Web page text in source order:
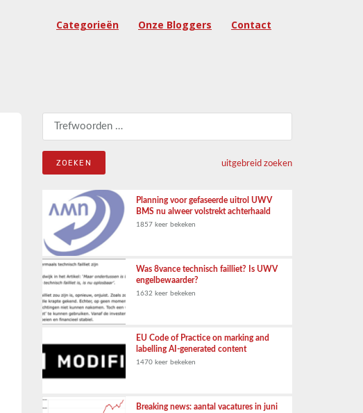
Categorieën Onze Bloggers Contact
Zoeken naar:
uitgebreid zoeken
Planning voor gefaseerde uitrol UWV
BMS nu alweer volstrekt achterhaald
1857 keer bekeken
Was 8vance technisch failliet? Is UWV
engelbewaarder?
1632 keer bekeken
EU Code of Practice on marking and
labelling AI-generated content
1470 keer bekeken
Breaking news: aantal vacatures in juni